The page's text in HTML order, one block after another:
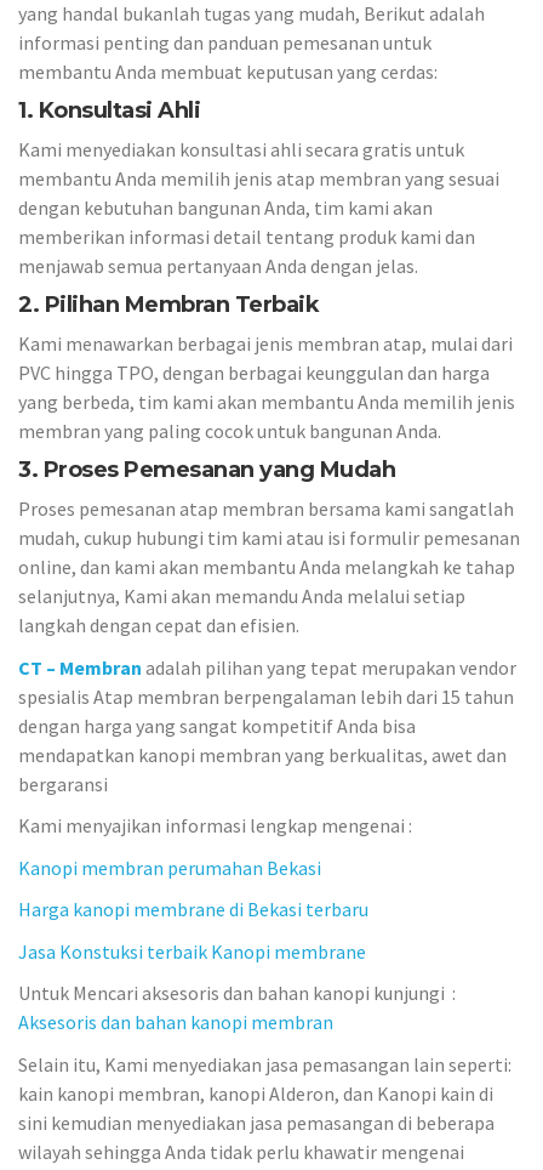
yang handal bukanlah tugas yang mudah, Berikut adalah
informasi penting dan panduan pemesanan untuk
membantu Anda membuat keputusan yang cerdas:
1. Konsultasi Ahli
Kami menyediakan konsultasi ahli secara gratis untuk
membantu Anda memilih jenis atap membran yang sesuai
dengan kebutuhan bangunan Anda, tim kami akan
memberikan informasi detail tentang produk kami dan
menjawab semua pertanyaan Anda dengan jelas.
2. Pilihan Membran Terbaik
Kami menawarkan berbagai jenis membran atap, mulai dari
PVC hingga TPO, dengan berbagai keunggulan dan harga
yang berbeda, tim kami akan membantu Anda memilih jenis
membran yang paling cocok untuk bangunan Anda.
3. Proses Pemesanan yang Mudah
Proses pemesanan atap membran bersama kami sangatlah
mudah, cukup hubungi tim kami atau isi formulir pemesanan
online, dan kami akan membantu Anda melangkah ke tahap
selanjutnya, Kami akan memandu Anda melalui setiap
langkah dengan cepat dan efisien.
CT – Membran adalah pilihan yang tepat merupakan vendor
spesialis Atap membran berpengalaman lebih dari 15 tahun
dengan harga yang sangat kompetitif Anda bisa
mendapatkan kanopi membran yang berkualitas, awet dan
bergaransi
Kami menyajikan informasi lengkap mengenai :
Kanopi membran perumahan Bekasi
Harga kanopi membrane di Bekasi terbaru
Jasa Konstuksi terbaik Kanopi membrane
Untuk Mencari aksesoris dan bahan kanopi kunjungi :
Aksesoris dan bahan kanopi membran
Selain itu, Kami menyediakan jasa pemasangan lain seperti:
kain kanopi membran, kanopi Alderon, dan Kanopi kain di
sini kemudian menyediakan jasa pemasangan di beberapa
wilayah sehingga Anda tidak perlu khawatir mengenai